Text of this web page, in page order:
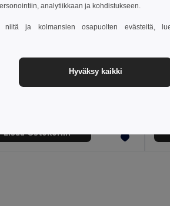
€
Lisää Ostokoriin
analytiikkaan ja kohdistukseen.
ja kolmansien osapuolten evästeitä,
Hyväksy kaikki